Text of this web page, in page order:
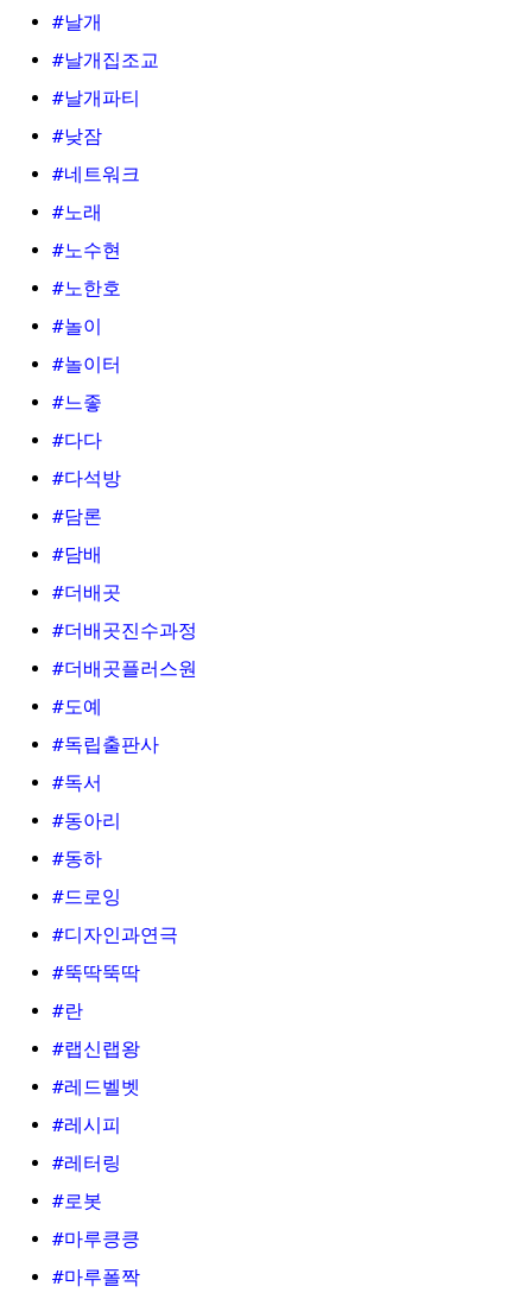
#날개
#날개집조교
#날개파티
#낮잠
#네트워크
#노래
#노수현
#노한호
#놀이
#놀이터
#느좋
#다다
#다석방
#담론
#담배
#더배곳
#더배곳진수과정
#더배곳플러스원
#도예
#독립출판사
#독서
#동아리
#동하
#드로잉
#디자인과연극
#뚝딱뚝딱
#란
#랩신랩왕
#레드벨벳
#레시피
#레터링
#로봇
#마루킁킁
#마루폴짝